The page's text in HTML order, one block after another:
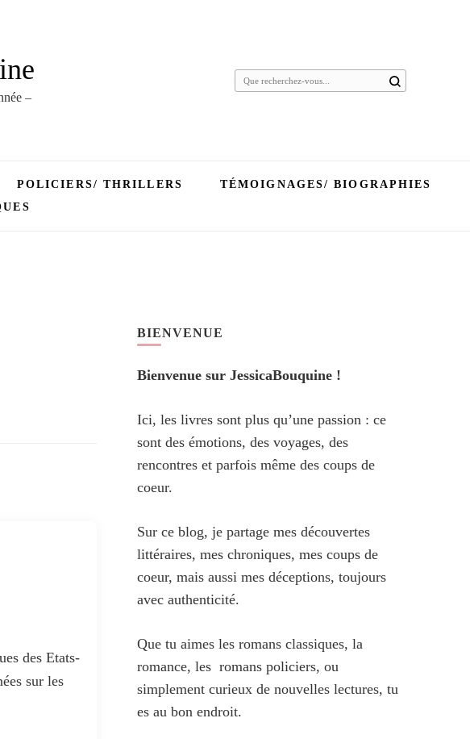
–
Vous
POLICIERS/ THRILLERS
TÉMOIGNAGES/ BIOGRAPHIES
des Etats-
sur les
BIENVENUE
Bienvenue sur JessicaBouquine !
Ici, les livres sont plus qu’une passion : ce
sont des émotions, des voyages, des
rencontres et parfois même des coups de
coeur.
Sur ce blog, je partage mes découvertes
littéraires, mes chroniques, mes coups de
coeur, mais aussi mes déceptions, toujours
avec authenticité.
Que tu aimes les romans classiques, la
romance, les romans policiers, ou
simplement curieux de nouvelles lectures, tu
es au bon endroit.